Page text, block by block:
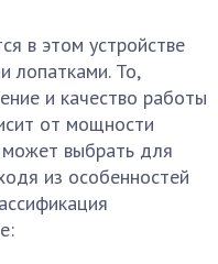
в этом устройстве
лопатками. То,
и качество работы
от мощности
выбрать для
из особенностей